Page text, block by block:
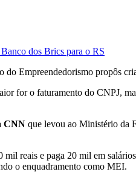
dos Brics para o RS
do Empreendedorismo propôs
for o faturamento do CNPJ,
CNN que levou ao Ministério da
reais e paga 20 mil em
o enquadramento como MEI.